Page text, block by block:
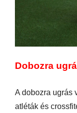
Dobozra
A dobozra ugrás
atléták és